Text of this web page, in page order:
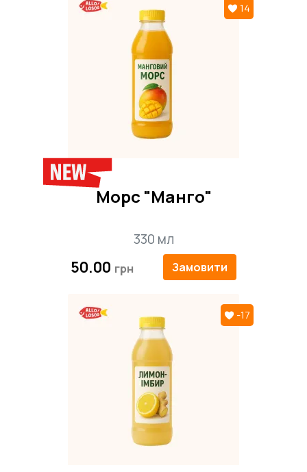
14
Морс "Манго"
330 мл
50.00 Замовити
-17